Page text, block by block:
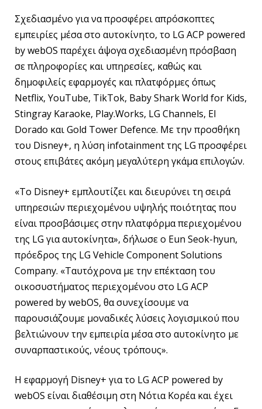
Σχεδιασμένο για να προσφέρει απρόσκοπτες
εμπειρίες μέσα στο αυτοκίνητο, το LG ACP powered
by webOS παρέχει άψογα σχεδιασμένη πρόσβαση
σε πληροφορίες και υπηρεσίες, καθώς και
δημοφιλείς εφαρμογές και πλατφόρμες όπως
Netflix, YouTube, TikTok, Baby Shark World for Kids,
Stingray Karaoke, Play.Works, LG Channels, El
Dorado και Gold Tower Defence. Με την προσθήκη
του Disney+, η λύση infotainment της LG προσφέρει
στους επιβάτες ακόμη μεγαλύτερη γκάμα επιλογών.
«Το Disney+ εμπλουτίζει και διευρύνει τη σειρά
υπηρεσιών περιεχομένου υψηλής ποιότητας που
είναι προσβάσιμες στην πλατφόρμα περιεχομένου
της LG για αυτοκίνητα», δήλωσε ο Eun Seok-hyun,
πρόεδρος της LG Vehicle Component Solutions
Company. «Ταυτόχρονα με την επέκταση του
οικοσυστήματος περιεχομένου στο LG ACP
powered by webOS, θα συνεχίσουμε να
παρουσιάζουμε μοναδικές λύσεις λογισμικού που
βελτιώνουν την εμπειρία μέσα στο αυτοκίνητο με
συναρπαστικούς, νέους τρόπους».
Η εφαρμογή Disney+ για το LG ACP powered by
webOS είναι διαθέσιμη στη Νότια Κορέα και έχει